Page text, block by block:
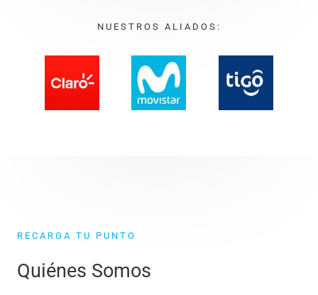
NUESTROS ALIADOS:
RECARGA TU PUNTO
Quiénes Somos